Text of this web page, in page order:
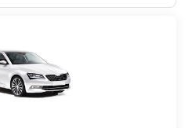
request.
multilingual staff and luggage
to charges) is available